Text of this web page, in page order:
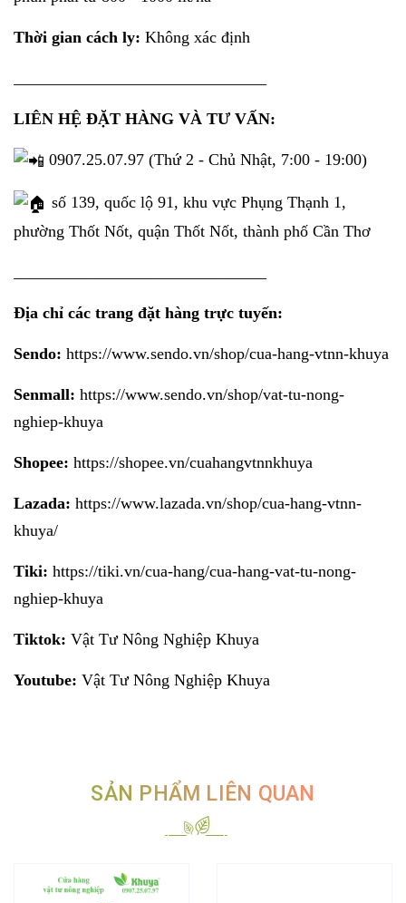
Thời gian cách ly: Không xác định
LIÊN HỆ ĐẶT HÀNG VÀ TƯ VẤN:
0907.25.07.97 (Thứ 2 - Chủ Nhật, 7:00 - 19:00)
số 139, quốc lộ 91, khu vực Phụng Thạnh 1,
phường Thốt Nốt, quận Thốt Nốt, thành phố Cần Thơ
Địa chỉ các trang đặt hàng trực tuyến:
Sendo: https://www.sendo.vn/shop/cua-hang-vtnn-khuya
Senmall: https://www.sendo.vn/shop/vat-tu-nong-
nghiep-khuya
Shopee: https://shopee.vn/cuahangvtnnkhuya
Lazada: https://www.lazada.vn/shop/cua-hang-vtnn-
khuya/
Tiki: https://tiki.vn/cua-hang/cua-hang-vat-tu-nong-
nghiep-khuya
Tiktok: Vật Tư Nông Nghiệp Khuya
Youtube: Vật Tư Nông Nghiệp Khuya
SẢN PHẨM LIÊN QUAN